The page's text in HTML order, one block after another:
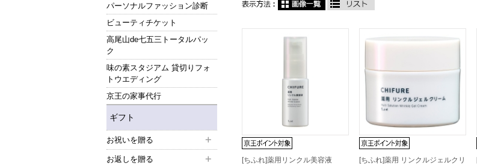
パーソナルファッション診断
ビューティチケット
高尾山de七五三トータルパッ
ク
味の素スタジアム 貸切りフォ
トウエディング
京王の家事代行
ギフト
お祝いを贈る
お返しを贈る
[ちふれ]薬用リンクル美容液
[ちふれ]薬用 リンクルジェルクリ